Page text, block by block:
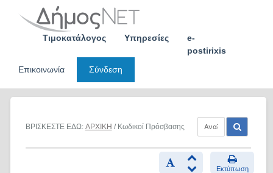
Τιμοκατάλογος Υπηρεσίες
e-
postirixis
Επικοινωνία
Σύνδεση
ΒΡΙΣΚΕΣΤΕ ΕΔΩ: ΑΡΧΙΚΗ / Κωδικοί Πρόσβασης
Εκτύπωση